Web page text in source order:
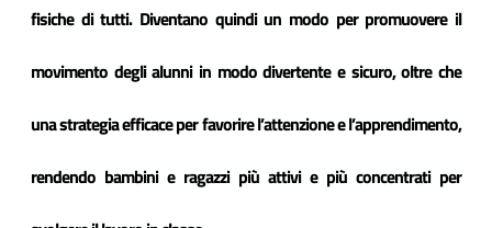
fisiche di tutti. Diventano quindi un modo per promuovere il
movimento degli alunni in modo divertente e sicuro, oltre che
una strategia efficace per favorire l’attenzione e l’apprendimento,
rendendo bambini e ragazzi più attivi e più concentrati per